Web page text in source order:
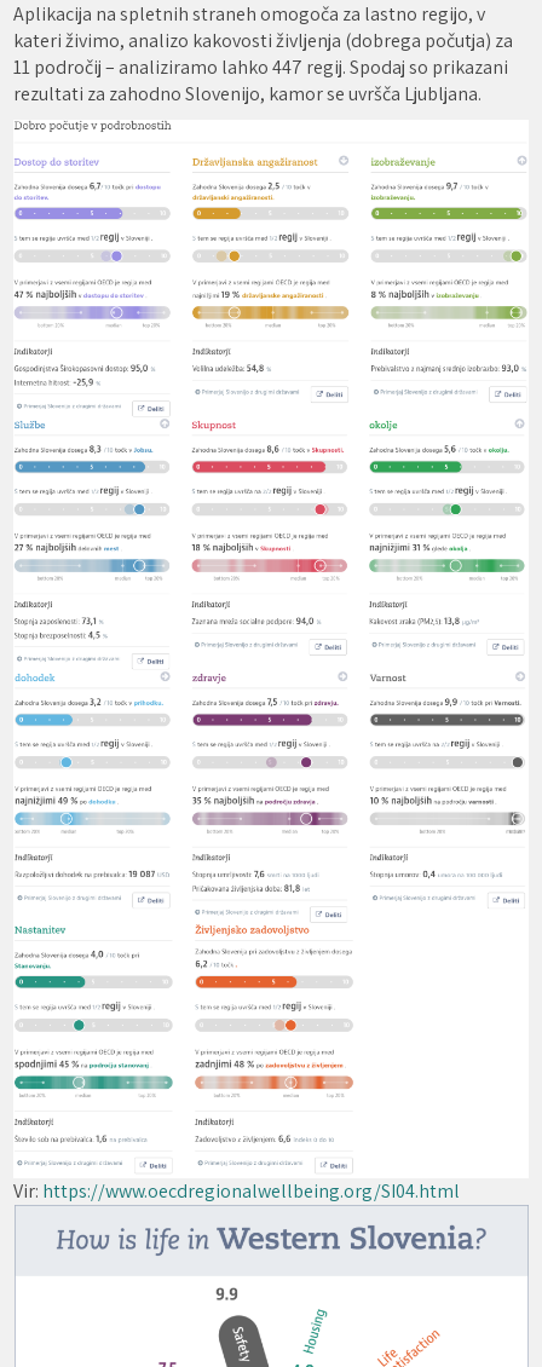
Aplikacija na spletnih straneh omogoča za lastno regijo, v
kateri živimo, analizo kakovosti življenja (dobrega počutja) za
11 področij – analiziramo lahko 447 regij. Spodaj so prikazani
rezultati za zahodno Slovenijo, kamor se uvršča Ljubljana.
Vir: https://www.oecdregionalwellbeing.org/SI04.html